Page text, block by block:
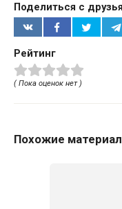
Поделиться с
Рейтинг
( Пока оценок нет )
Похожие